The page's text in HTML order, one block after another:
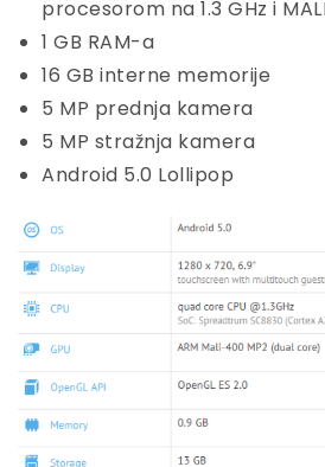
procesorom na 1.3 GHz i
1 GB RAM-a
16 GB interne memorije
5 MP prednja kamera
5 MP stražnja kamera
Android 5.0 Lollipop